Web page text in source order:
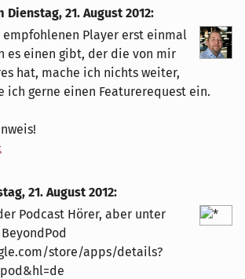
Dienstag, 21. August 2012:
Player erst einmal
es einen gibt, der die von mir
hat, mache ich nichts weiter,
ich gerne einen Featurerequest ein.
21. August 2012:
Podcast Hörer, aber unter
store/apps/details?